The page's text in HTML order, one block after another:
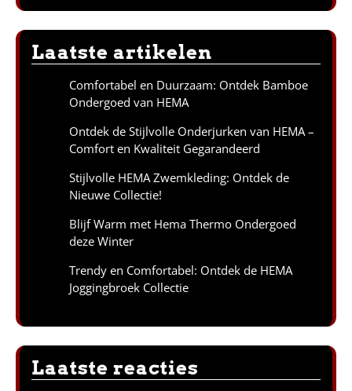
Laatste artikelen
Comfortabel en Duurzaam: Ontdek Bamboe
Ondergoed van HEMA
Ontdek de Stijlvolle Onderjurken van HEMA –
Comfort en Kwaliteit Gegarandeerd
Stijlvolle HEMA Zwemkleding: Ontdek de
Nieuwe Collectie!
Blijf Warm met Hema Thermo Ondergoed
deze Winter
Trendy en Comfortabel: Ontdek de HEMA
Joggingbroek Collectie
Laatste reacties